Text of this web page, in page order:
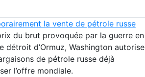
la vente de pétrole russe
du brut provoquée par la guerre en
détroit d’Ormuz, Washington autorise
de pétrole russe déjà
l’offre mondiale.